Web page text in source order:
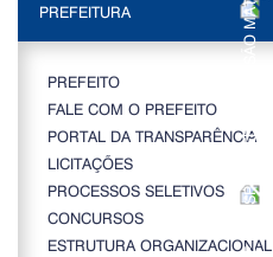
PREFEITURA
PREFEITO
FALE COM O PREFEITO
PORTAL DA TRANSPARÊNCIA
LICITAÇÕES
PROCESSOS SELETIVOS
CONCURSOS
ESTRUTURA ORGANIZACIONAL